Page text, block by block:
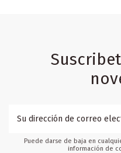
Puede darse de baja en
información de